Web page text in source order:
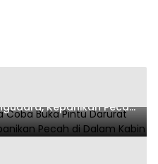
Coba Buka Pintu
Kepanikan Pecah